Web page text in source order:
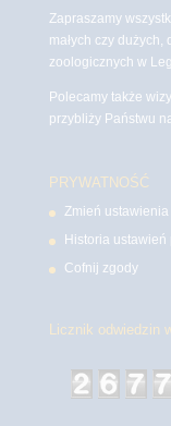
Zapraszamy
małych czy
zoologicznych w
Polecamy także
przybliży Państwu
PRYWATNOŚĆ
Zmień
Historia ustawień
Cofnij zgody
Licznik odwiedzin